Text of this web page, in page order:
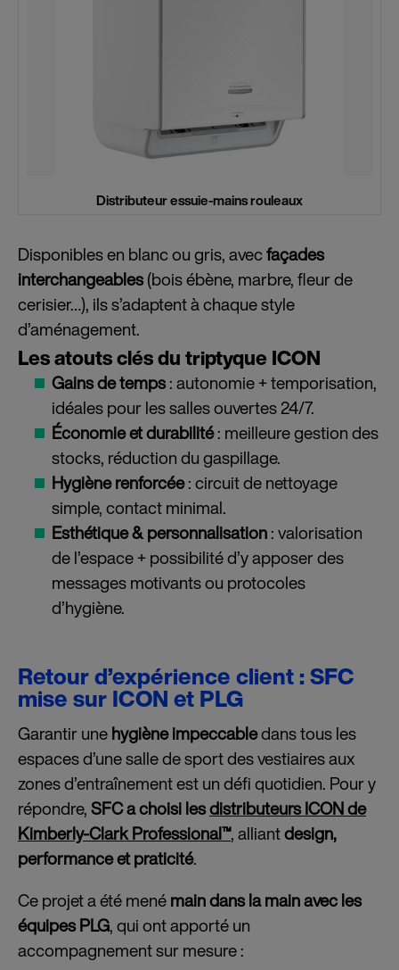
Distributeur essuie-mains rouleaux
Disponibles en blanc ou gris, avecfaçades
interchangeables(bois ébène, marbre, fleur de
cerisier…), ils s’adaptent à chaque style
d’aménagement.
Les atouts clés du triptyque ICON
Gains de temps: autonomie + temporisation,
idéales pour les salles ouvertes 24/7.
Économie et durabilité: meilleure gestion des
stocks, réduction du gaspillage.
Hygiène renforcée: circuit de nettoyage
simple, contact minimal.
Esthétique & personnalisation: valorisation
de l’espace + possibilité d’y apposer des
messages motivants ou protocoles
d’hygiène.
Retour d’expérience client : SFC
mise sur ICON et PLG
Garantir unehygiène impeccabledans tous les
espaces d’une salle de sport des vestiaires aux
zones d’entraînement est un défi quotidien. Pour y
répondre,SFC a choisi lesdistributeurs ICON de
Kimberly-Clark Professional™, alliantdesign,
performance et praticité.
Ce projet a été menémain dans la main avec les
équipes PLG, qui ont apporté un
accompagnement sur mesure :